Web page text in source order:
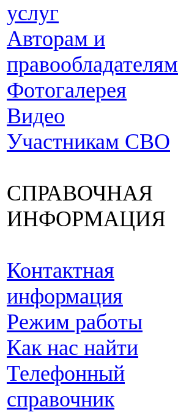
услуг
Авторам и
правообладателям
Фотогалерея
Видео
Участникам СВО
СПРАВОЧНАЯ
ИНФОРМАЦИЯ
Контактная
информация
Режим работы
Как нас найти
Телефонный
справочник